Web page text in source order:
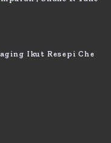
Ikut Resepi Che